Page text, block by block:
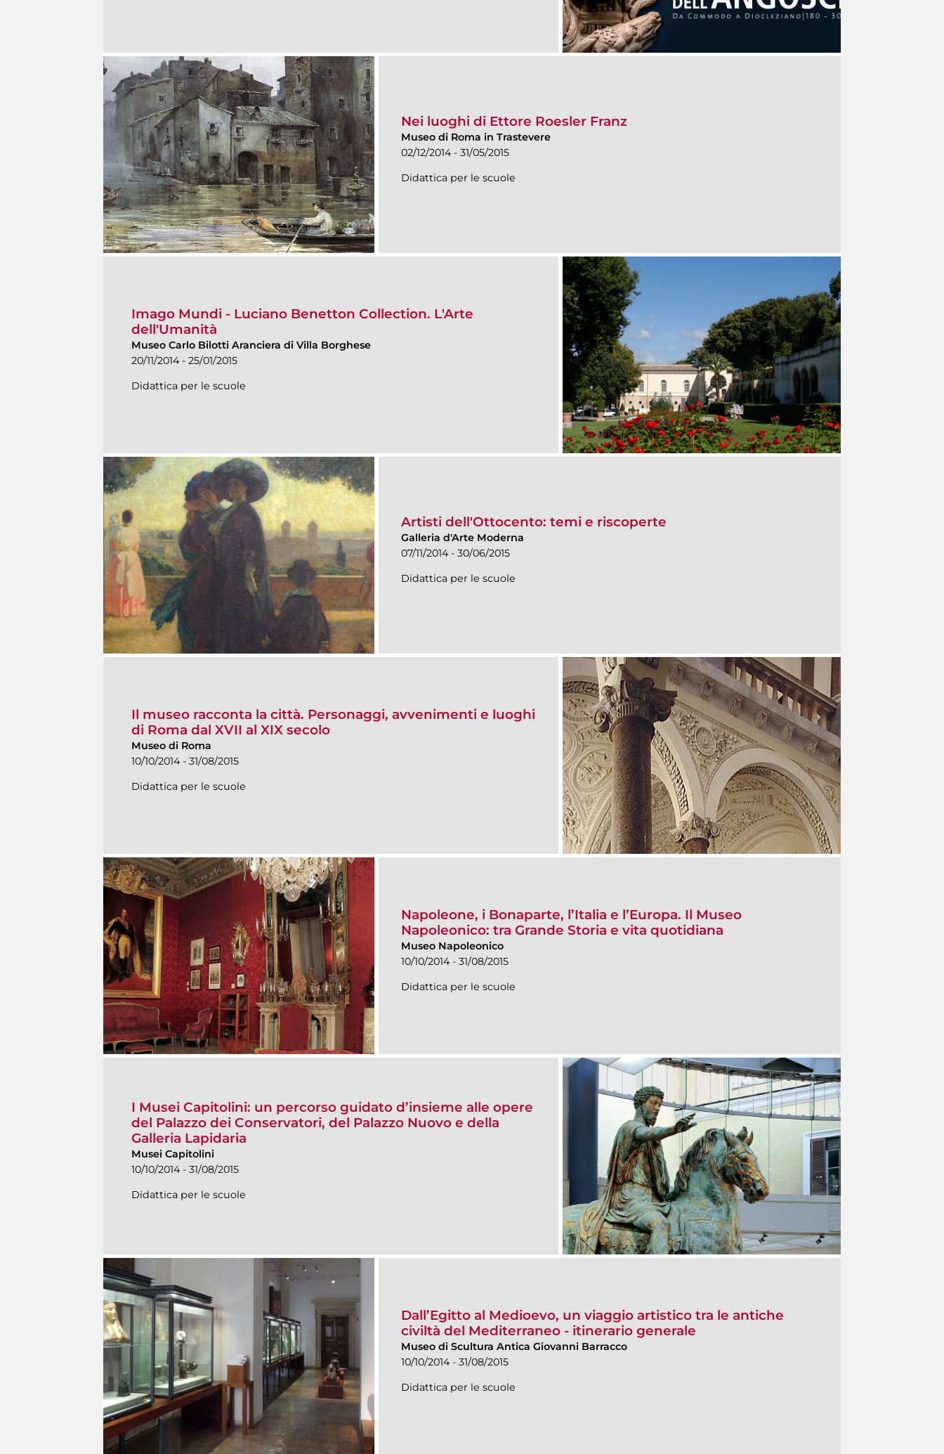
Nei luoghi di Ettore Roesler Franz
Museo di Roma in Trastevere
02/12/2014 - 31/05/2015
Didattica per le scuole
Imago Mundi - Luciano Benetton Collection. L'Arte
dell'Umanità
Museo Carlo Bilotti Aranciera di Villa Borghese
20/11/2014 - 25/01/2015
Didattica per le scuole
Artisti dell'Ottocento: temi e riscoperte
Galleria d'Arte Moderna
07/11/2014 - 30/06/2015
Didattica per le scuole
Il museo racconta la città. Personaggi, avvenimenti e luoghi
di Roma dal XVII al XIX secolo
Museo di Roma
10/10/2014 - 31/08/2015
Didattica per le scuole
Napoleone, i Bonaparte, l’Italia e l’Europa. Il Museo
Napoleonico: tra Grande Storia e vita quotidiana
Museo Napoleonico
10/10/2014 - 31/08/2015
Didattica per le scuole
I Musei Capitolini: un percorso guidato d’insieme alle opere
del Palazzo dei Conservatori, del Palazzo Nuovo e della
Galleria Lapidaria
Musei Capitolini
10/10/2014 - 31/08/2015
Didattica per le scuole
Dall’Egitto al Medioevo, un viaggio artistico tra le antiche
civiltà del Mediterraneo - itinerario generale
Museo di Scultura Antica Giovanni Barracco
10/10/2014 - 31/08/2015
Didattica per le scuole